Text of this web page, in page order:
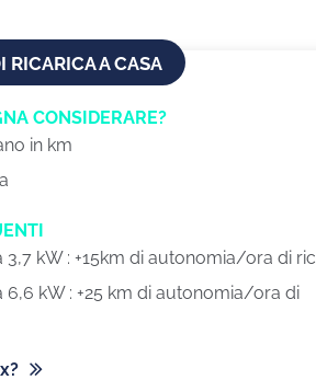
A CASA
CONSIDERARE?
in km
kW : +15km di autonomia/ora di
6,6 kW : +25 km di autonomia/ora di